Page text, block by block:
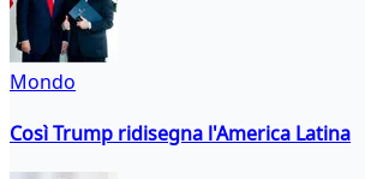
Mondo
Così Trump ridisegna l'America Latina